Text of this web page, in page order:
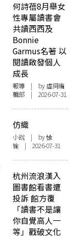
何詩蓓8月舉女
性專屬讀書會
共讀西西及
Bonnie
Garmus名著 以
閱讀啟發個人
成長
報導 | by 虛詞編
輯部 | 2026-07-31
仿織
小說 | by 悇
愉 | 2026-07-31
杭州流浪漢入
圖書館看書遭
投訴 館方覆
「讀書不是讓
你自覺高人一
等」戳破文化